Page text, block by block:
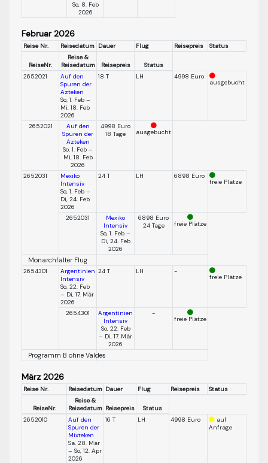
So, 8. Feb
2026
Februar 2026
Reise Nr. Reisedatum Dauer Flug Reisepreis Status
ReiseNr.
Reise &
Reisedatum
Reisepreis
Status
2652021
Auf den
Spuren der
Azteken
So, 1. Feb –
Mi, 18. Feb
2026
18 T LH 4998 Euro
ausgebucht
2652021
Auf den
Spuren der
Azteken
So, 1. Feb –
Mi, 18. Feb
2026
4998 Euro
18 Tage
ausgebucht
2652031
Mexiko
Intensiv
So, 1. Feb –
Di, 24. Feb
2026
24 T LH 6898 Euro
freie Plätze
2652031
Mexiko
Intensiv
So, 1. Feb –
Di, 24. Feb
2026
6898 Euro
24 Tage
freie Plätze
Monarchfalter Flug
2654301
Argentinien
Intensiv
So, 22. Feb
– Di, 17. Mär
2026
24 T LH -
freie Plätze
2654301
Argentinien
Intensiv
So, 22. Feb
– Di, 17. Mär
2026
-
freie Plätze
Programm B ohne Valdes
März 2026
Reise Nr. Reisedatum Dauer Flug Reisepreis Status
ReiseNr.
Reise &
Reisedatum Reisepreis
Status
2652010
Auf den
Spuren der
Mixteken
Sa, 28. Mär
– So, 12. Apr
2026
16 T LH 4998 Euro
auf
Anfrage